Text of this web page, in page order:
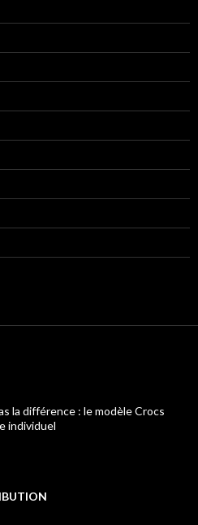
la différence : le modèle Crocs
individuel